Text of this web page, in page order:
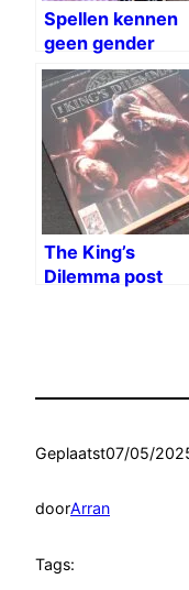
Spellen kennen
geen gender
The King’s
Dilemma post
Geplaatst07/05/
doorArran
Tags: